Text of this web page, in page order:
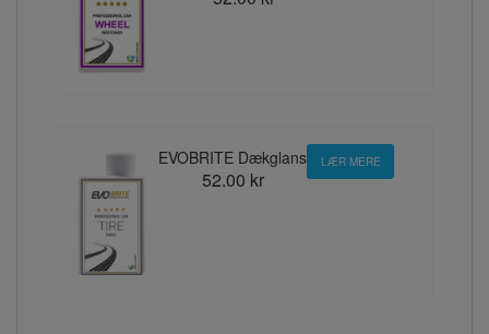
EVOBRITE Dækglans
52.00 kr
LÆR MERE